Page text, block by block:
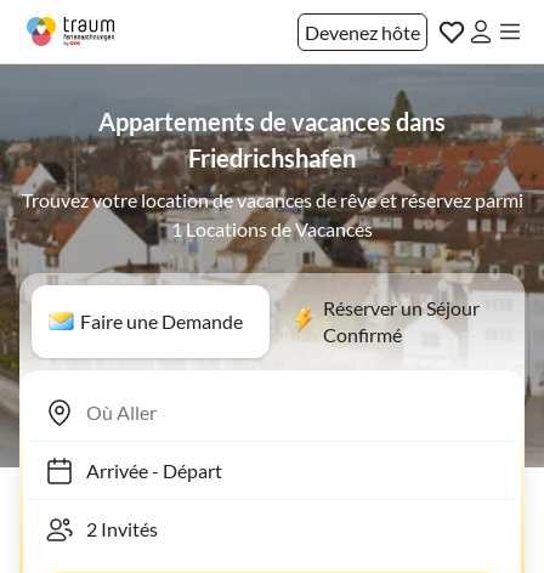
Devenez hôte
Appartements de vacances dans
Friedrichshafen
Trouvez votre location de vacances de rêve et réservez parmi
1 Locations de Vacances
Faire une Demande
Réserver un Séjour
Confirmé
Arrivée- Départ